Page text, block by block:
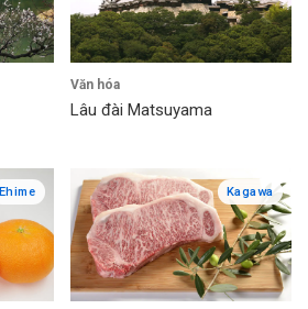
Văn hóa
Lâu đài Matsuyama
Ehime Kagawa